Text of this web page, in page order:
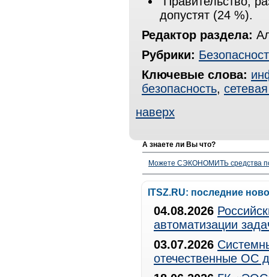
допустят (24 %).
Редактор раздела:
Рубрики:
Ключевые слова:
безопасность,
наверх
А знаете ли Вы что?
Можете СЭКОНОМИТЬ средства
ITSZ.RU: последние
04.08.2026
автоматизации
03.07.2026
отечественные ОС